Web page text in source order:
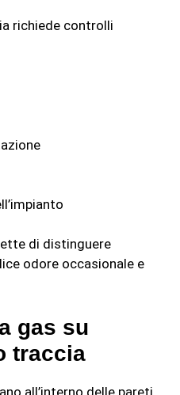
richiede controlli
di distinguere
odore occasionale e
gas su
traccia
all’interno delle pareti